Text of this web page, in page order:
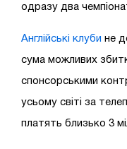
одразу два
Англійcькі клуби не
сума можливих
спонсорськими
усьому світі за
платять близько 3